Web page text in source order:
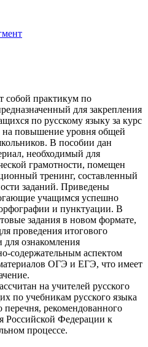
собой практикум по
для закрепления
по русскому языку за курс
на повышение уровня общей
В пособии дан
необходимый для
грамотности, помещен
тренинг, составленный
заданий. Приведены
учащимся успешно
и пунктуации. В
задания в новом формате,
проведения итогового
для ознакомления
содержательным аспектом
ОГЭ и ЕГЭ, что имеет
на учителей русского
по учебникам русского языка
перечня, рекомендованного
Российской Федерации к
процессе.